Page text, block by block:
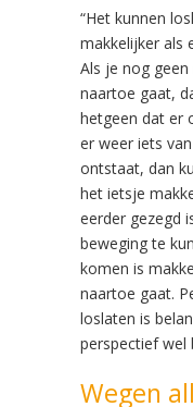
“Het kunnen
makkelijker als
Als je nog
naartoe gaat,
hetgeen dat er
er weer iets
ontstaat, dan
het ietsje
eerder gezegd
beweging te
komen is
naartoe gaat.
loslaten is
perspectief wel
Wegen